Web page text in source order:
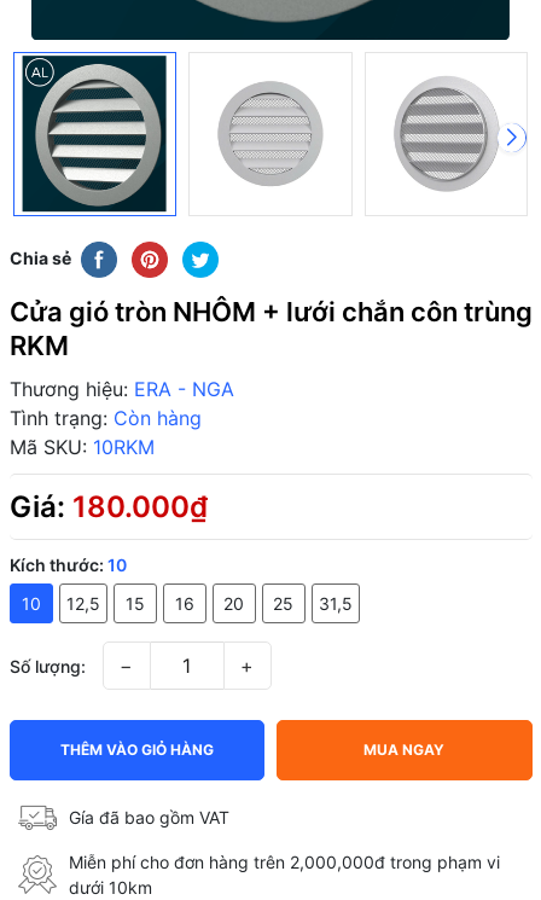
Chia sẻ
Cửa gió tròn NHÔM + lưới chắn côn trùng
RKM
Thương hiệu: ERA - NGA
Tình trạng: Còn hàng
Mã SKU: 10RKM
Giá: 180.000₫
Kích thước: 10
10
12,5 15 16 20 25 31,5
Số lượng: − +
THÊM VÀO GIỎ HÀNG MUA NGAY
Gía đã bao gồm VAT
Miễn phí cho đơn hàng trên 2,000,000đ trong phạm vi
dưới 10km